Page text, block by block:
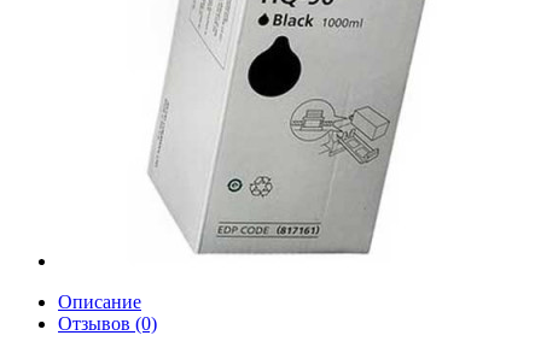
Описание
Отзывов (0)